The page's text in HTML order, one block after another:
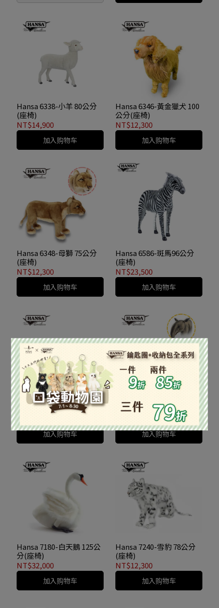
Hansa 6338-小羊 80公分
(座椅)
NT$14,900
加入购物车
Hansa 6346-黃金獵犬 100
公分(座椅)
NT$12,300
加入购物车
Hansa 6348-母獅 75公分
(座椅)
NT$12,300
加入购物车
Hansa 6586-斑馬96公分
(座椅)
NT$23,500
加入购物车
Hansa 6595-加拉巴哥象龜
70公分(座椅)
NT$12,300
加入购物车
Hansa 6841-貘 90公分(座
椅)
加入购物车
Hansa 7180-白天鵝 125公
分(座椅)
NT$32,000
加入购物车
Hansa 7240-雪豹 78公分
(座椅)
NT$12,300
加入购物车